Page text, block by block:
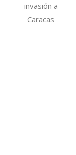
invasión a
Caracas